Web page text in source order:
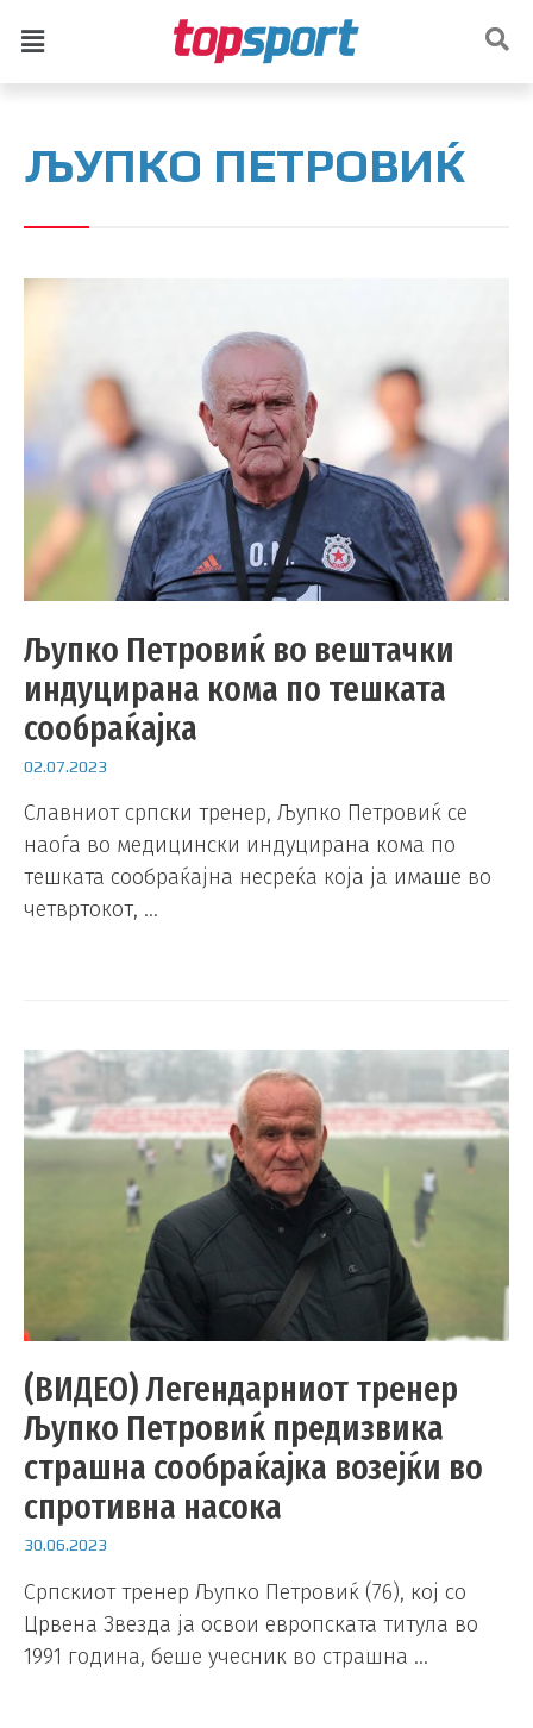
ЉУПКО ПЕТРОВИЌ
Љупко Петровиќ во вештачки
индуцирана кома по тешката
сообраќајка
02.07.2023
Славниот српски тренер, Љупко Петровиќ се
наоѓа во медицински индуцирана кома по
тешката сообраќајна несреќа која ја имаше во
четвртокот, …
(ВИДЕО) Легендарниот тренер
Љупко Петровиќ предизвика
страшна сообраќајка возејќи во
спротивна насока
30.06.2023
Српскиот тренер Љупко Петровиќ (76), кој со
Црвена Звезда ја освои европската титула во
1991 година, беше учесник во страшна …